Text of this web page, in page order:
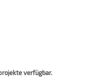
verfügbar.